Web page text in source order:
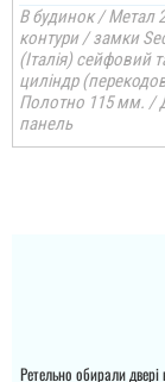
В будинок / Метал
контури / замки
(Італія) сейфовий
циліндр
Полотно 115 мм. /
панель
Ретельно обирали